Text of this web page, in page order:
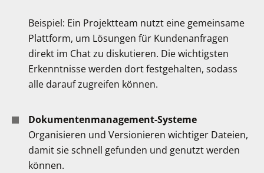
Beispiel: Ein Projektteam nutzt eine gemeinsame
Plattform, um Lösungen für Kundenanfragen
direkt im Chat zu diskutieren. Die wichtigsten
Erkenntnisse werden dort festgehalten, sodass
alle darauf zugreifen können.
Dokumentenmanagement-Systeme
Organisieren und Versionieren wichtiger Dateien,
damit sie schnell gefunden und genutzt werden
können.